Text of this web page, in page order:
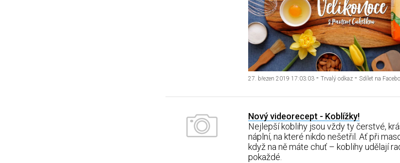
27. březen 2019 17:03:03- Trvalý odkaz- Sdílet na
Nový videorecept - Koblížky!
Nejlepší koblihy jsou vždy ty čerstvé,
náplní, na které nikdo nešetřil. Ať při
když na ně máte chuť – koblihy udělají
pokaždé.